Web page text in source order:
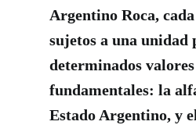
Argentino Roca,
sujetos a una
determinados
fundamentales: la
Estado Argentino, y